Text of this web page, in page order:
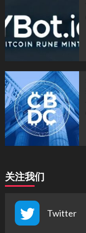
关注我们
Twitter